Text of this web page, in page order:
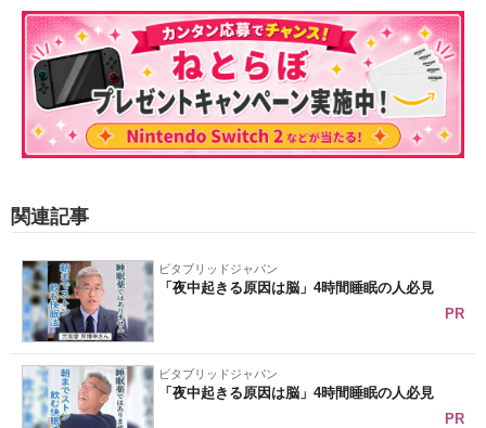
関連記事
ビタブリッドジャパン
「夜中起きる原因は脳」4時間睡眠の人必見
PR
ビタブリッドジャパン
「夜中起きる原因は脳」4時間睡眠の人必見
PR